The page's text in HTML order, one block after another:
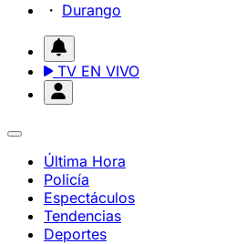
Durango
TV EN VIVO
Última Hora
Policía
Espectáculos
Tendencias
Deportes